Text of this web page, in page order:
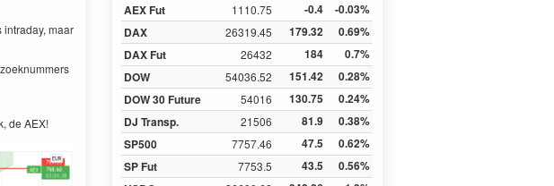
intraday, maar
de AEX!
AEX Fut
1110.75 -0.4
-0.03%
DAX
26319.45 179.32
0.69%
DAX Fut
26432 184
0.7%
DOW
54036.52 151.42
0.28%
DOW 30 Future
54016 130.75
0.24%
DJ Transp.
21506 81.9
0.38%
SP500
7757.46 47.5
0.62%
SP Fut
7753.5 43.5
0.56%